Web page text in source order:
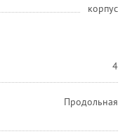
корпус
4
Продольная